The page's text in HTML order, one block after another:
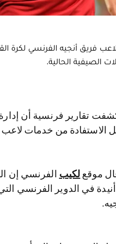
لاعب فريق أنجيه الفرنسي لكرة
الصيفية الحالية.
الاستفادة من خدمات
موقع لكيب الفرنسي إن
في الدوير الفرنسي